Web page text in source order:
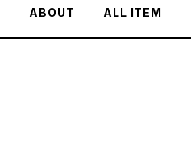
ABOUT ALL ITEM